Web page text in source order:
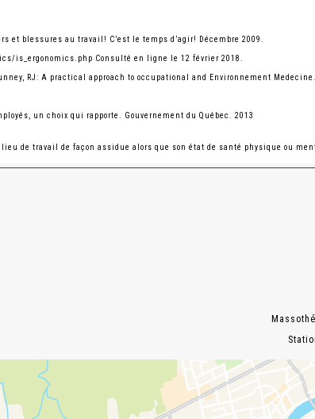
et blessures au travail! C’est le temps d’agir! Décembre 2009.
is_ergonomics.php Consulté en ligne le 12 février 2018.
RJ: A practical approach to occupational and Environnement
un choix qui rapporte. Gouvernement du Québec. 2013
de travail de façon assidue alors que son état de santé physique ou